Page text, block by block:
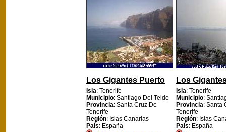
Los Gigantes Puerto
Isla: Tenerife
Municipio: Santiago Del Teide
Provincia: Santa Cruz De
Tenerife
Región: Islas Canarias
País: España
Los
Isla: Tenerife
Municipio:
Provincia: Santa
Tenerife
Región: Islas
País: España